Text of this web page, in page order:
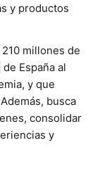
y productos
millones de
de España al
y que
busca
consolidar
y